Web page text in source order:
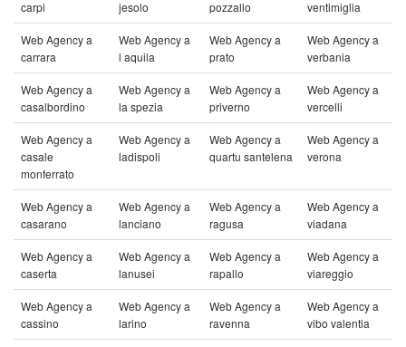
carpi
jesolo
pozzallo
ventimiglia
Web Agency a
carrara
Web Agency a
l aquila
Web Agency a
prato
Web Agency a
verbania
Web Agency a
casalbordino
Web Agency a
la spezia
Web Agency a
priverno
Web Agency a
vercelli
Web Agency a
casale
monferrato
Web Agency a
ladispoli
Web Agency a
quartu santelena
Web Agency a
verona
Web Agency a
casarano
Web Agency a
lanciano
Web Agency a
ragusa
Web Agency a
viadana
Web Agency a
caserta
Web Agency a
lanusei
Web Agency a
rapallo
Web Agency a
viareggio
Web Agency a
cassino
Web Agency a
larino
Web Agency a
ravenna
Web Agency a
vibo valentia